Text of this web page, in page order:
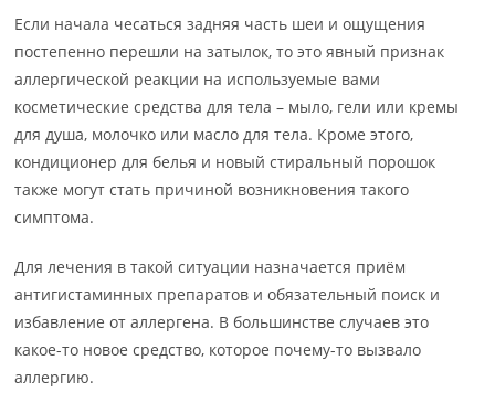
Если начала чесаться задняя часть шеи и ощущения
постепенно перешли на затылок, то это явный признак
аллергической реакции на используемые вами
косметические средства для тела – мыло, гели или кремы
для душа, молочко или масло для тела. Кроме этого,
кондиционер для белья и новый стиральный порошок
также могут стать причиной возникновения такого
симптома.
Для лечения в такой ситуации назначается приём
антигистаминных препаратов и обязательный поиск и
избавление от аллергена. В большинстве случаев это
какое-то новое средство, которое почему-то вызвало
аллергию.